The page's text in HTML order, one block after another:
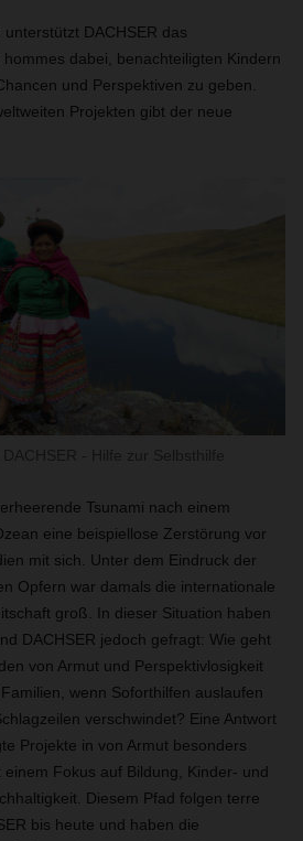
DACHSER das
dabei, benachteiligten Kindern
und Perspektiven zu geben.
Projekten gibt der neue
Tsunami nach einem
eine beispiellose Zerstörung vor
mit sich. Unter dem Eindruck der
Opfern war damals die internationale
groß. In dieser Situation haben
DACHSER jedoch gefragt: Wie geht
von Armut und Perspektivlosigkeit
wenn Soforthilfen auslaufen
verschwindet? Eine Antwort
Projekte in von Armut besonders
Fokus auf Bildung, Kinder- und
Diesem Pfad folgen terre
bis heute und haben die